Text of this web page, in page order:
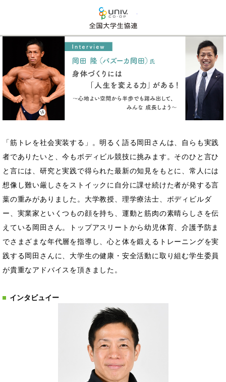
「筋トレを社会実装する」。明るく語る岡田さんは、自らも実践
者でありたいと、今もボディビル競技に挑みます。そのひと言ひ
と言には、研究と実践で得られた最新の知見をもとに、常人には
想像し難い厳しさをストイックに自分に課せ続けた者が発する言
葉の重みがありました。大学教授、理学療法士、ボディビルダ
ー、実業家といくつもの顔を持ち、運動と筋肉の素晴らしさを伝
えている岡田さん。トップアスリートから幼児体育、介護予防ま
でさまざまな年代層を指導し、心と体を鍛えるトレーニングを実
践する岡田さんに、大学生の健康・安全活動に取り組む学生委員
が貴重なアドバイスを頂きました。
インタビュイー